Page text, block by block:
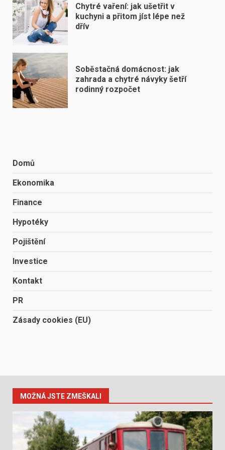
Chytré vaření: jak ušetřit v
kuchyni a přitom jíst lépe než
dřív
Soběstačná domácnost: jak
zahrada a chytré návyky šetří
rodinný rozpočet
Domů
Ekonomika
Finance
Hypotéky
Pojištění
Investice
Kontakt
PR
Zásady cookies (EU)
MOŽNÁ JSTE ZMEŠKALI